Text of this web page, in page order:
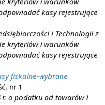
kasy rejestrujące
i Technologii z
kryteriów i warunków
kasy rejestrujące
fiskalne-wybrane
nr 1
r. o podatku od towarów i